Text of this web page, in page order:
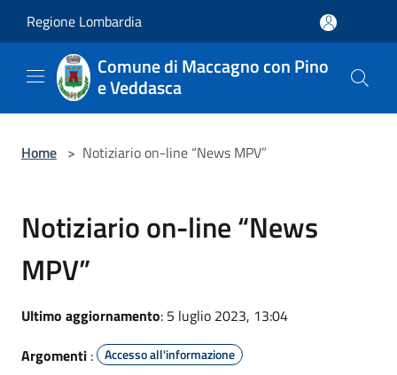
Regione Lombardia
Comune di Maccagno con Pino
e Veddasca
Home > Notiziario on-line “News MPV”
Notiziario on-line “News
MPV”
Ultimo aggiornamento: 5 luglio 2023, 13:04
Argomenti : Accesso all'informazione